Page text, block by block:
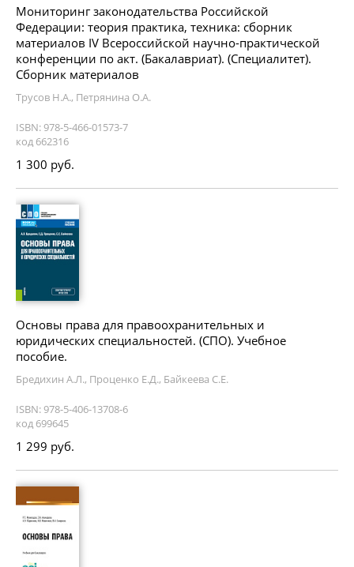
Мониторинг законодательства Российской
Федерации: теория практика, техника: сборник
материалов IV Всероссийской научно-практической
конференции по акт. (Бакалавриат). (Специалитет).
Сборник материалов
Трусов Н.А., Петрянина О.А.
ISBN: 978-5-466-01573-7
код 662316
1 300 руб.
Основы права для правоохранительных и
юридических специальностей. (СПО). Учебное
пособие.
Бредихин А.Л., Проценко Е.Д., Байкеева С.Е.
ISBN: 978-5-406-13708-6
код 699645
1 299 руб.